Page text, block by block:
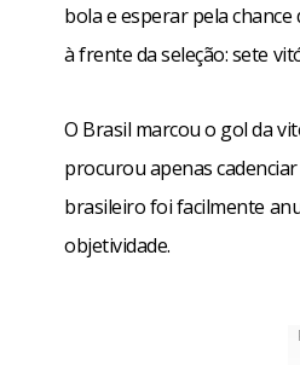
bola e esperar pela
à frente da seleção: sete
O Brasil marcou o gol da
procurou apenas
brasileiro foi facilmente
objetividade.